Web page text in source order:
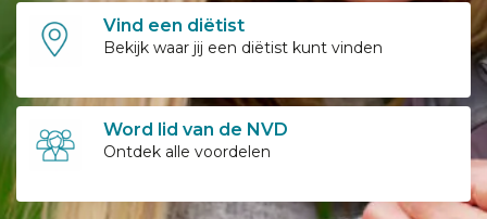
Vind een diëtist
Bekijk waar jij een diëtist kunt vinden
Word lid van de NVD
Ontdek alle voordelen